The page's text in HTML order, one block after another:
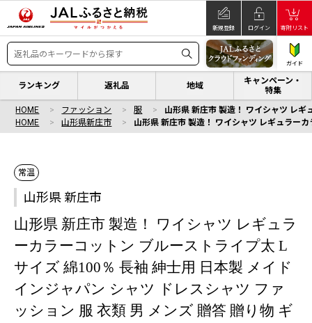
新規登録 ログイン 寄附リスト
ガイド
ランキング 返礼品 地域
キャンペーン・
特集
HOME ファッション 服
山形県 新庄市 製造！ ワイシャツ レ
HOME
山形県新庄市 山形県 新庄市 製造！ ワイシャツ レギュラー
常温
山形県 新庄市
山形県 新庄市 製造！ ワイシャツ レギュラ
ーカラーコットン ブルーストライプ太 L
サイズ 綿100％ 長袖 紳士用 日本製 メイド
インジャパン シャツ ドレスシャツ ファ
ッション 服 衣類 男 メンズ 贈答 贈り物 ギ